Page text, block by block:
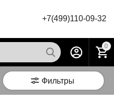
+7(499)110-09-32
0
Фильтры